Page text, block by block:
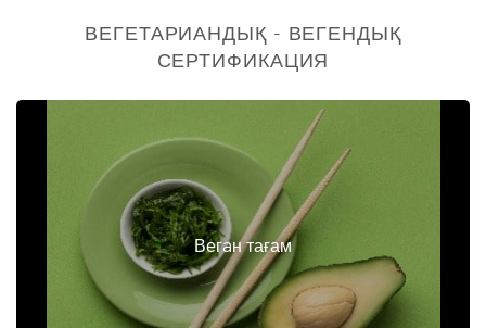
ВЕГЕТАРИАНДЫҚ - ВЕГЕНДЫҚ
СЕРТИФИКАЦИЯ
Вегaн тағам